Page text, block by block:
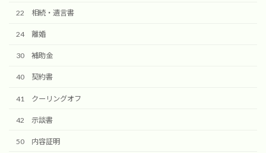
22 相続・遺言書
24 離婚
30 補助金
40 契約書
41 クーリングオフ
42 示談書
50 内容証明